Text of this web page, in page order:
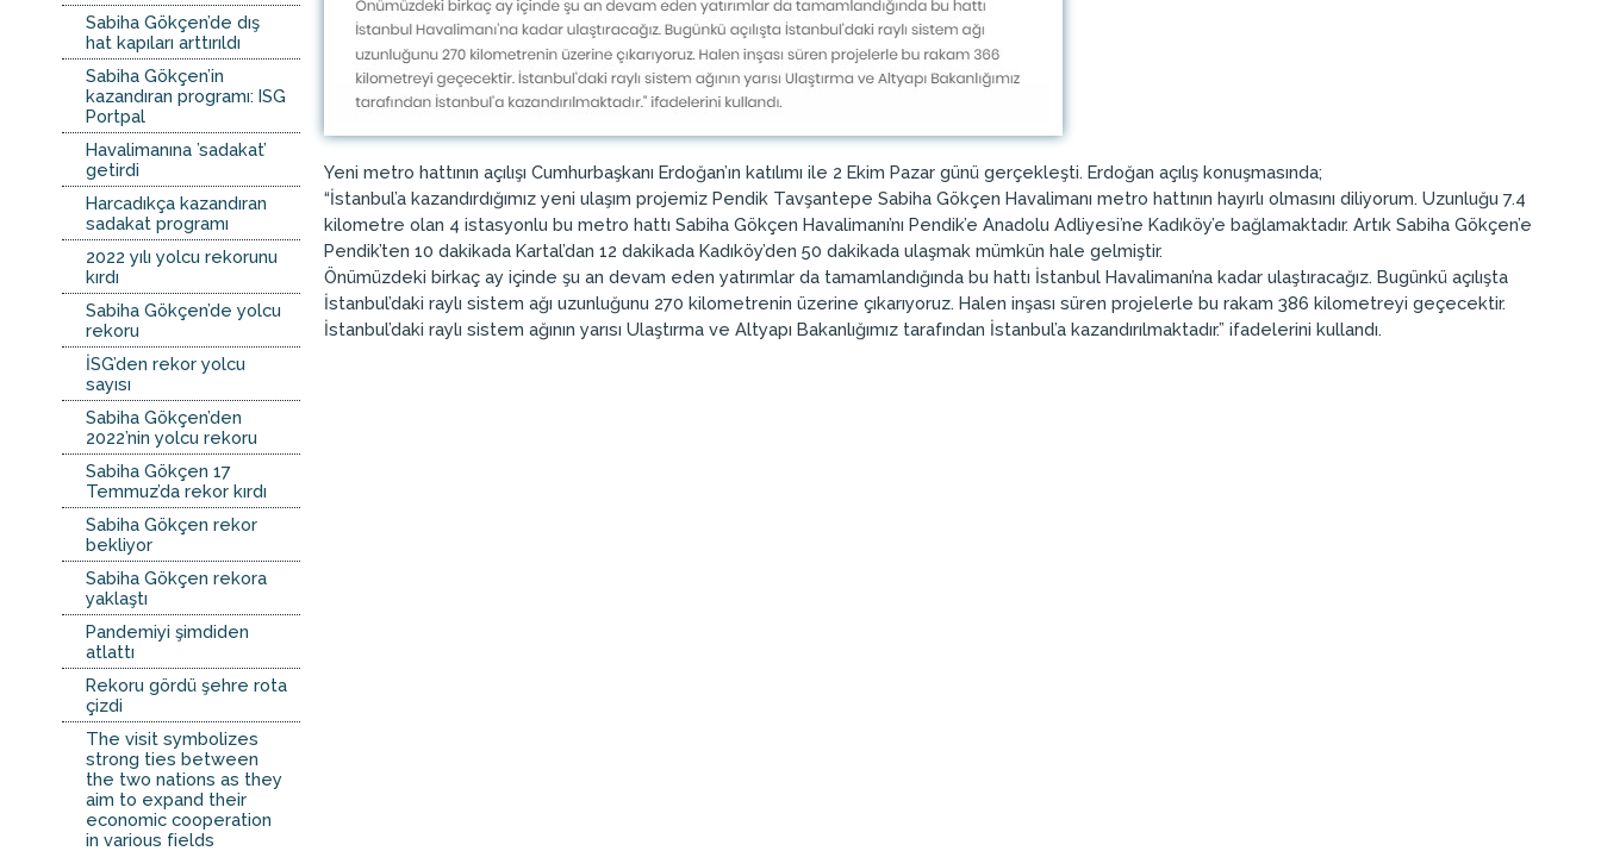
Yeni metro hattının açılışı Cumhurbaşkanı Erdoğan’ın katılımı ile 2 Ekim Pazar günü gerçekleşti. Erdoğan açılış konuşmasında;
“İstanbul’a kazandırdığımız yeni ulaşım projemiz Pendik Tavşantepe Sabiha Gökçen Havalimanı metro hattının hayırlı olmasını diliyorum. Uzunluğu 7.4
kilometre olan 4 istasyonlu bu metro hattı Sabiha Gökçen Havalimanı’nı Pendik’e Anadolu Adliyesi’ne Kadıköy’e bağlamaktadır. Artık Sabiha Gökçen’e
Pendik’ten 10 dakikada Kartal’dan 12 dakikada Kadıköy’den 50 dakikada ulaşmak mümkün hale gelmiştir.
Önümüzdeki birkaç ay içinde şu an devam eden yatırımlar da tamamlandığında bu hattı İstanbul Havalimanı’na kadar ulaştıracağız. Bugünkü açılışta
İstanbul’daki raylı sistem ağı uzunluğunu 270 kilometrenin üzerine çıkarıyoruz. Halen inşası süren projelerle bu rakam 386 kilometreyi geçecektir.
İstanbul’daki raylı sistem ağının yarısı Ulaştırma ve Altyapı Bakanlığımız tarafından İstanbul’a kazandırılmaktadır.” ifadelerini kullandı.
Sabiha Gökçen’de dış
hat kapıları arttırıldı
Sabiha Gökçen’in
kazandıran programı: ISG
Portpal
Havalimanına ’sadakat’
getirdi
Harcadıkça kazandıran
sadakat programı
2022 yılı yolcu rekorunu
kırdı
Sabiha Gökçen’de yolcu
rekoru
İSG’den rekor yolcu
sayısı
Sabiha Gökçen’den
2022’nin yolcu rekoru
Sabiha Gökçen 17
Temmuz’da rekor kırdı
Sabiha Gökçen rekor
bekliyor
Sabiha Gökçen rekora
yaklaştı
Pandemiyi şimdiden
atlattı
Rekoru gördü şehre rota
çizdi
The visit symbolizes
strong ties between
the two nations as they
aim to expand their
economic cooperation
in various fields